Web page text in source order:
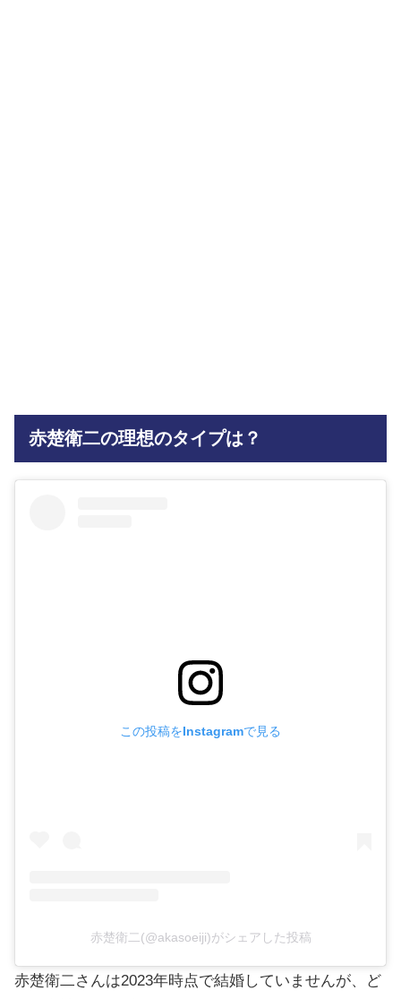
赤楚衛二の理想のタイプは？
この投稿をInstagramで見る
赤楚衛二(@akasoeiji)がシェアした投稿
赤楚衛二さんは2023年時点で結婚していませんが、ど